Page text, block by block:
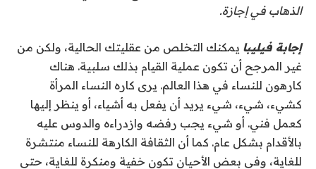
الذهاب في إجازة.
إجابة فيليبا يمكنك التخلص من عقليتك الحالية، ولكن من
غير المرجح أن تكون عملية القيام بذلك سلبية. هناك
كارهون للنساء في هذا العالم. يرى كاره النساء المرأة
كشيء، شيء، شيء يريد أن يفعل به أشياء، أو ينظر إليها
كعمل فني. أو شيء يجب رفضه وازدراءه والدوس عليه
بالأقدام بشكل عام. كما أن الثقافة الكارهة للنساء منتشرة
للغاية، وفي بعض الأحيان تكون خفية ومنكرة للغاية، حتى